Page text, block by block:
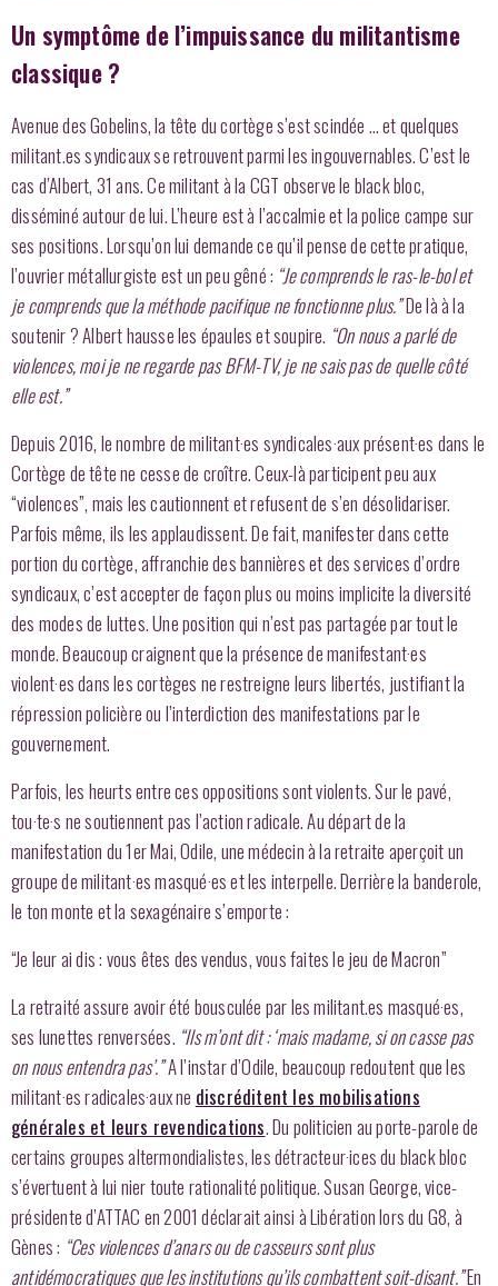
Un symptôme de l’impuissance du militantisme
classique ?
Avenue des Gobelins, la tête du cortège s’est scindée … et quelques
militant.es syndicaux se retrouvent parmi les ingouvernables. C’est le
cas d’Albert, 31 ans. Ce militant à la CGT observe le black bloc,
disséminé autour de lui. L’heure est à l’accalmie et la police campe sur
ses positions. Lorsqu’on lui demande ce qu’il pense de cette pratique,
l’ouvrier métallurgiste est un peu gêné : “Je comprends le ras-le-bol et
je comprends que la méthode pacifique ne fonctionne plus.”De là à la
soutenir ? Albert hausse les épaules et soupire. “On nous a parlé de
violences, moi je ne regarde pas BFM-TV, je ne sais pas de quelle côté
elle est.”
Depuis 2016, le nombre de militant·es syndicales·aux présent·es dans le
Cortège de tête ne cesse de croître. Ceux-là participent peu aux
“violences”, mais les cautionnent et refusent de s’en désolidariser.
Parfois même, ils les applaudissent. De fait, manifester dans cette
portion du cortège, affranchie des bannières et des services d’ordre
syndicaux, c’est accepter de façon plus ou moins implicite la diversité
des modes de luttes. Une position qui n’est pas partagée par tout le
monde. Beaucoup craignent que la présence de manifestant·es
violent·es dans les cortèges ne restreigne leurs libertés, justifiant la
répression policière ou l’interdiction des manifestations par le
gouvernement.
Parfois, les heurts entre ces oppositions sont violents. Sur le pavé,
tou·te·s ne soutiennent pas l’action radicale. Au départ de la
manifestation du 1er Mai, Odile, une médecin à la retraite aperçoit un
groupe de militant·es masqué·es et les interpelle. Derrière la banderole,
le ton monte et la sexagénaire s’emporte :
“Je leur ai dis : vous êtes des vendus, vous faites le jeu de Macron”
La retraité assure avoir été bousculée par les militant.es masqué·es,
ses lunettes renversées. “Ils m’ont dit : ‘mais madame, si on casse pas
on nous entendra pas’.”A l’instar d’Odile, beaucoup redoutent que les
militant·es radicales·aux ne discréditent les mobilisations
générales et leurs revendications. Du politicien au porte-parole de
certains groupes altermondialistes, les détracteur·ices du black bloc
s’évertuent à lui nier toute rationalité politique. Susan George, vice-
présidente d’ATTAC en 2001 déclarait ainsi à Libération lors du G8, à
Gènes : “Ces violences d’anars ou de casseurs sont plus
antidémocratiques que les institutions qu’ils combattent soit-disant.”En